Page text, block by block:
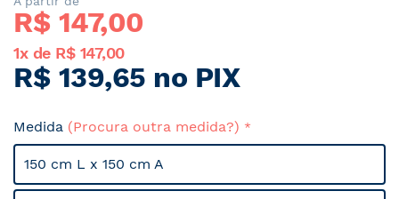
de
imagens
R$ 147,00
1x de R$ 147,00
R$ 139,65 no PIX
Medida (Procura outra medida?)
150 cm L x 150 cm A